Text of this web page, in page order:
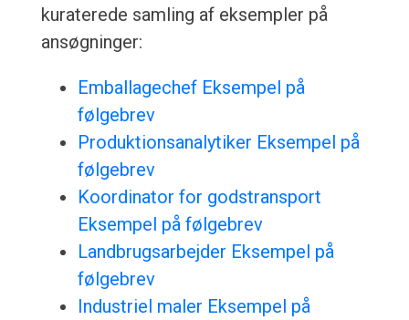
kuraterede samling af eksempler på
ansøgninger:
Emballagechef Eksempel på
følgebrev
Produktionsanalytiker Eksempel på
følgebrev
Koordinator for godstransport
Eksempel på følgebrev
Landbrugsarbejder Eksempel på
følgebrev
Industriel maler Eksempel på